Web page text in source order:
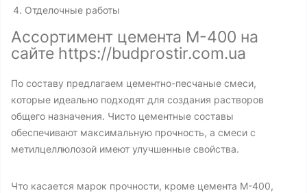
Отделочные работы
Ассортимент цемента М-400 на
сайте https://budprostir.com.ua
По составу предлагаем цементно-песчаные смеси,
которые идеально подходят для создания растворов
общего назначения. Чисто цементные составы
обеспечивают максимальную прочность, а смеси с
метилцеллюлозой имеют улучшенные свойства.
Что касается марок прочности, кроме цемента М-400,